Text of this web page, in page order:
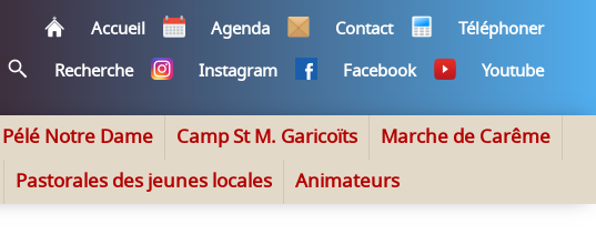
Accueil Agenda Contact Téléphoner
Recherche Instagram Facebook Youtube
Pélé Notre Dame Camp St M. Garicoïts Marche de Carême
Pastorales des jeunes locales Animateurs